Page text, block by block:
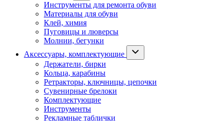
Инструменты для ремонта обуви
Материалы для обуви
Клей, химия
Пуговицы и люверсы
Молнии, бегунки
Аксессуары, комплектующие
Держатели, бирки
Кольца, карабины
Ретракторы, ключницы, цепочки
Сувенирные брелоки
Комплектующие
Инструменты
Рекламные таблички